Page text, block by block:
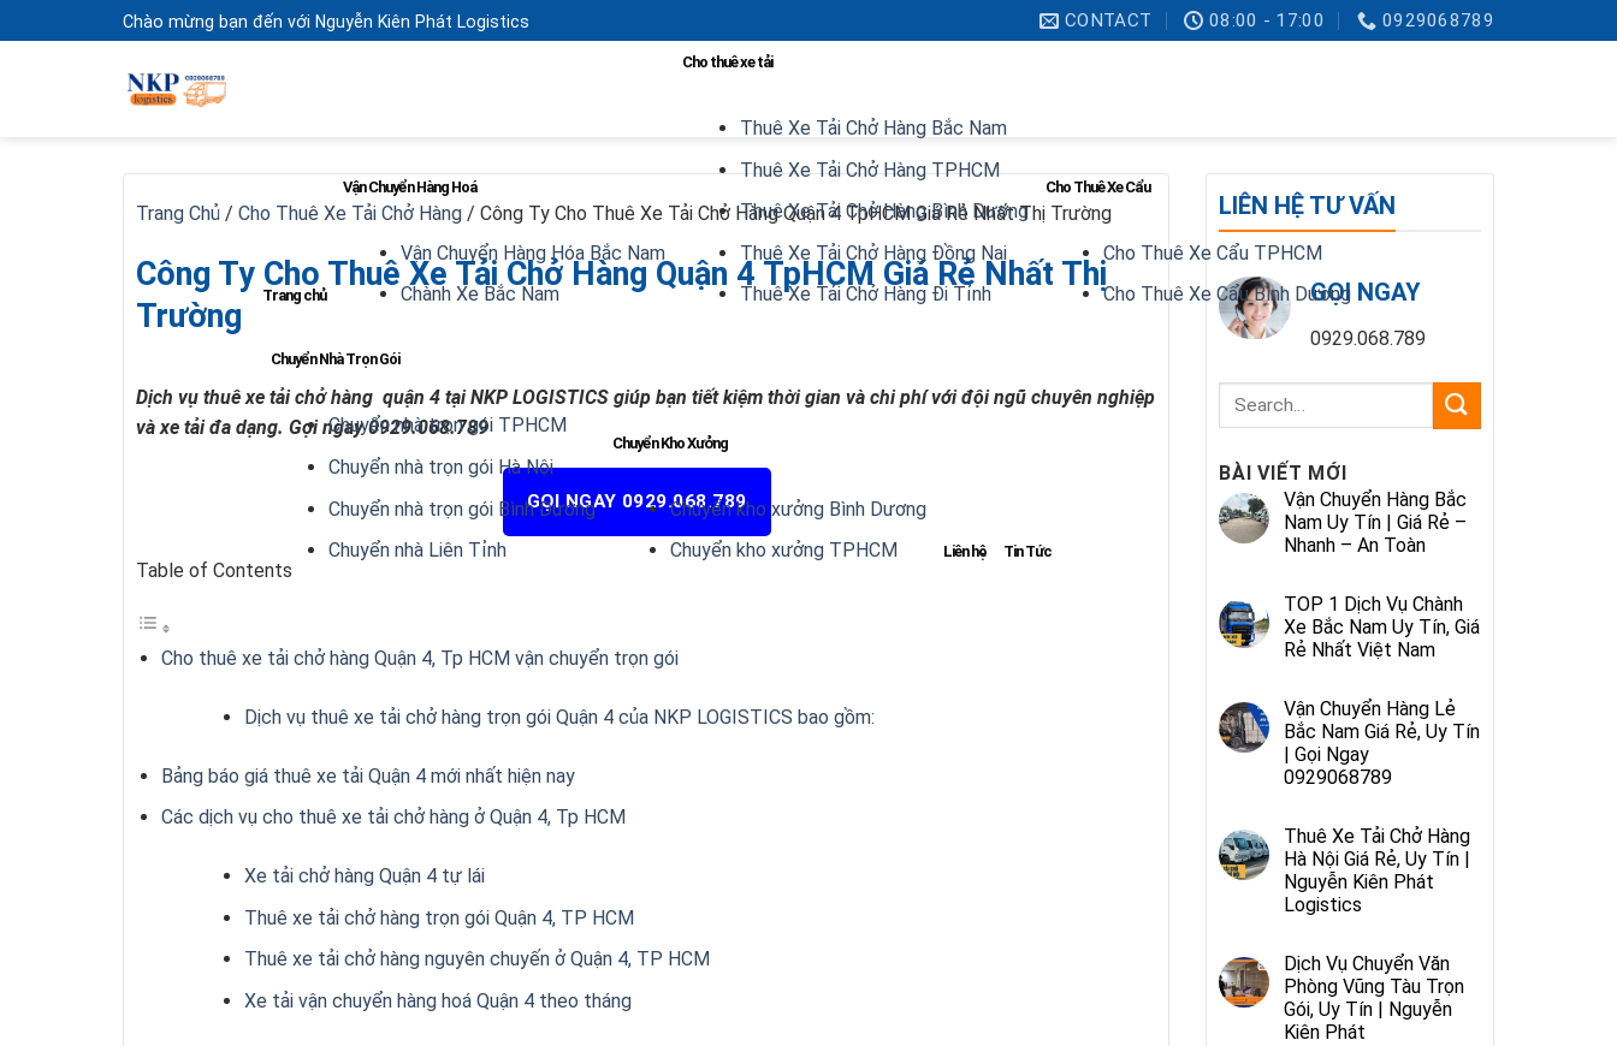
to
Chào mừng bạn đến với Nguyễn Kiên Phát Logistics CONTACT 08:00 - 17:00 0929068789
Trang chủ
Vận Chuyển Hàng Hoá
Vận Chuyển Hàng Hóa Bắc Nam
Chành Xe Bắc Nam
Cho thuê xe tải
Thuê Xe Tải Chở Hàng Bắc Nam
Thuê Xe Tải Chở Hàng TPHCM
Thuê Xe Tải Chở Hàng Bình Dương
Thuê Xe Tải Chở Hàng Đồng Nai
Thuê Xe Tải Chở Hàng Đi Tỉnh
Cho Thuê Xe Cẩu
Cho Thuê Xe Cẩu TPHCM
Cho Thuê Xe Cẩu Bình Dương
Chuyển Nhà Trọn Gói
Chuyển nhà trọn gói TPHCM
Chuyển nhà trọn gói Hà Nội
Chuyển nhà trọn gói Bình Dương
Chuyển nhà Liên Tỉnh
Chuyển Kho Xưởng
Chuyển kho xưởng Bình Dương
Chuyển kho xưởng TPHCM
Liên hệ Tin Tức
Trang Chủ / Cho Thuê Xe Tải Chở Hàng / Công Ty Cho Thuê Xe Tải Chở Hàng Quận 4 TpHCM Giá Rẻ Nhất Thị Trường
Công Ty Cho Thuê Xe Tải Chở Hàng Quận 4 TpHCM Giá Rẻ Nhất Thị
Trường
Dịch vụ thuê xe tải chở hàng quận 4 tại NKP LOGISTICS giúp bạn tiết kiệm thời gian và chi phí với đội ngũ chuyên nghiệp
và xe tải đa dạng. Gọi ngay 0929.068.789
GỌI NGAY 0929.068.789
Table of Contents
Cho thuê xe tải chở hàng Quận 4, Tp HCM vận chuyển trọn gói
Dịch vụ thuê xe tải chở hàng trọn gói Quận 4 của NKP LOGISTICS bao gồm:
Bảng báo giá thuê xe tải Quận 4 mới nhất hiện nay
Các dịch vụ cho thuê xe tải chở hàng ở Quận 4, Tp HCM
Xe tải chở hàng Quận 4 tự lái
Thuê xe tải chở hàng trọn gói Quận 4, TP HCM
Thuê xe tải chở hàng nguyên chuyến ở Quận 4, TP HCM
Xe tải vận chuyển hàng hoá Quận 4 theo tháng
LIÊN HỆ TƯ VẤN
GỌI NGAY
0929.068.789
BÀI VIẾT MỚI
Vận Chuyển Hàng Bắc
Nam Uy Tín | Giá Rẻ –
Nhanh – An Toàn
TOP 1 Dịch Vụ Chành
Xe Bắc Nam Uy Tín, Giá
Rẻ Nhất Việt Nam
Vận Chuyển Hàng Lẻ
Bắc Nam Giá Rẻ, Uy Tín
| Gọi Ngay
0929068789
Thuê Xe Tải Chở Hàng
Hà Nội Giá Rẻ, Uy Tín |
Nguyễn Kiên Phát
Logistics
Dịch Vụ Chuyển Văn
Phòng Vũng Tàu Trọn
Gói, Uy Tín | Nguyễn
Kiên Phát